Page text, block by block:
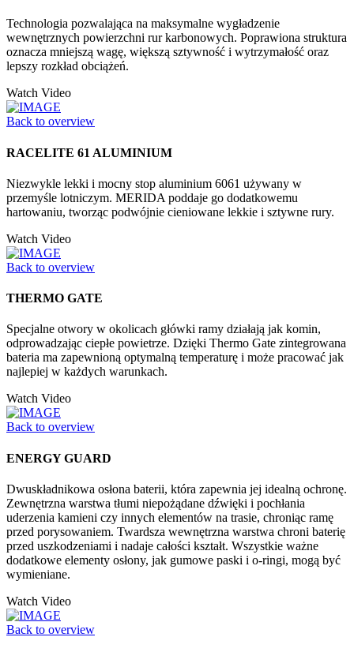
Technologia pozwalająca na maksymalne wygładzenie
wewnętrznych powierzchni rur karbonowych. Poprawiona struktura
oznacza mniejszą wagę, większą sztywność i wytrzymałość oraz
lepszy rozkład obciążeń.
Watch Video
Back to overview
RACELITE 61 ALUMINIUM
Niezwykle lekki i mocny stop aluminium 6061 używany w
przemyśle lotniczym. MERIDA poddaje go dodatkowemu
hartowaniu, tworząc podwójnie cieniowane lekkie i sztywne rury.
Watch Video
Back to overview
THERMO GATE
Specjalne otwory w okolicach główki ramy działają jak komin,
odprowadzając ciepłe powietrze. Dzięki Thermo Gate zintegrowana
bateria ma zapewnioną optymalną temperaturę i może pracować jak
najlepiej w każdych warunkach.
Watch Video
Back to overview
ENERGY GUARD
Dwuskładnikowa osłona baterii, która zapewnia jej idealną ochronę.
Zewnętrzna warstwa tłumi niepożądane dźwięki i pochłania
uderzenia kamieni czy innych elementów na trasie, chroniąc ramę
przed porysowaniem. Twardsza wewnętrzna warstwa chroni baterię
przed uszkodzeniami i nadaje całości kształt. Wszystkie ważne
dodatkowe elementy osłony, jak gumowe paski i o-ringi, mogą być
wymieniane.
Watch Video
Back to overview